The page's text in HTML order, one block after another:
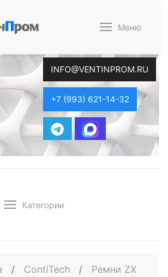
Пром Меню
INFO@VENTINPROM.RU
+7 (993) 621-14-32
Категории
/ ContiTech /
Ремни ZX